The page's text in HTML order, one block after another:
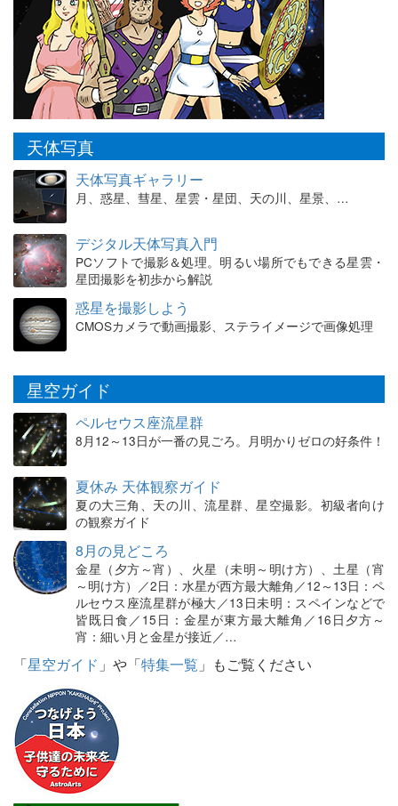
天体写真
天体写真ギャラリー
月、惑星、彗星、星雲・星団、天の川、星景、…
デジタル天体写真入門
PCソフトで撮影＆処理。明るい場所でもできる星雲・
星団撮影を初歩から解説
惑星を撮影しよう
CMOSカメラで動画撮影、ステライメージで画像処理
星空ガイド
ペルセウス座流星群
8月12～13日が一番の見ごろ。月明かりゼロの好条件！
夏休み 天体観察ガイド
夏の大三角、天の川、流星群、星空撮影。初級者向け
の観察ガイド
8月の見どころ
金星（夕方～宵）、火星（未明～明け方）、土星（宵
～明け方）／2日：水星が西方最大離角／12～13日：ペ
ルセウス座流星群が極大／13日未明：スペインなどで
皆既日食／15日：金星が東方最大離角／16日夕方～
宵：細い月と金星が接近／…
「星空ガイド 」や「特集一覧 」もご覧ください